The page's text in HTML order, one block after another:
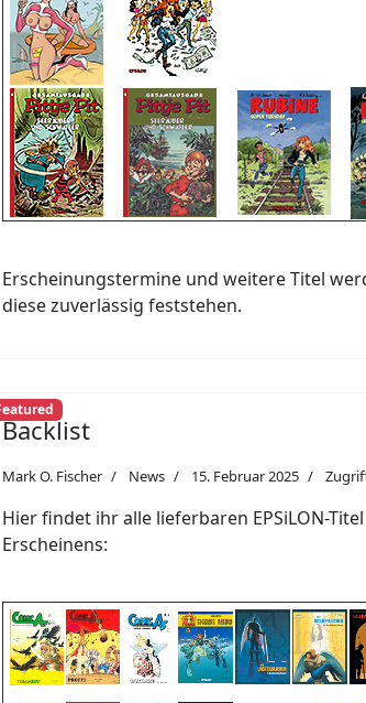
Erscheinungstermine und weitere Titel
diese zuverlässig feststehen.
Backlist
Mark O. Fischer News 15. Februar 2025
Hier findet ihr alle lieferbaren EPSiLON-
Erscheinens: